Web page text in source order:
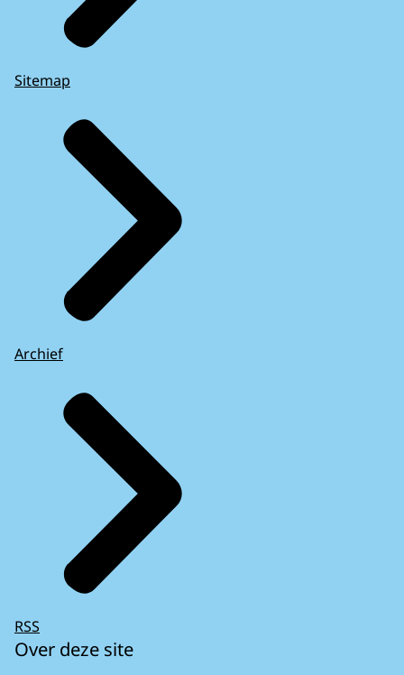
Sitemap
Archief
RSS
Over deze site